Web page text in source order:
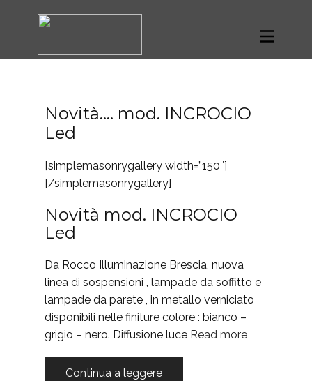
Novità…. mod. INCROCIO
Led
[simplemasonrygallery width=”150″]
[/simplemasonrygallery]
Novità mod. INCROCIO
Led
Da Rocco Illuminazione Brescia, nuova
linea di sospensioni , lampade da soffitto e
lampade da parete , in metallo verniciato
disponibili nelle finiture colore : bianco –
grigio – nero. Diffusione luce Read more
Continua a leggere